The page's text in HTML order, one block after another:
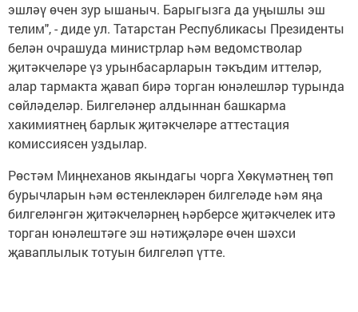
эшләү өчен зур ышаныч. Барыгызга да уңышлы эш
телим", - диде ул. Татарстан Республикасы Президенты
белән очрашуда министрлар һәм ведомстволар
җитәкчеләре үз урынбасарларын тәкъдим иттеләр,
алар тармакта җавап бирә торган юнәлешләр турында
сөйләделәр. Билгеләнер алдыннан башкарма
хакимиятнең барлык җитәкчеләре аттестация
комиссиясен уздылар.
Рөстәм Миңнеханов якындагы чорга Хөкүмәтнең төп
бурычларын һәм өстенлекләрен билгеләде һәм яңа
билгеләнгән җитәкчеләрнең һәрберсе җитәкчелек итә
торган юнәлештәге эш нәтиҗәләре өчен шәхси
җаваплылык тотуын билгеләп үтте.